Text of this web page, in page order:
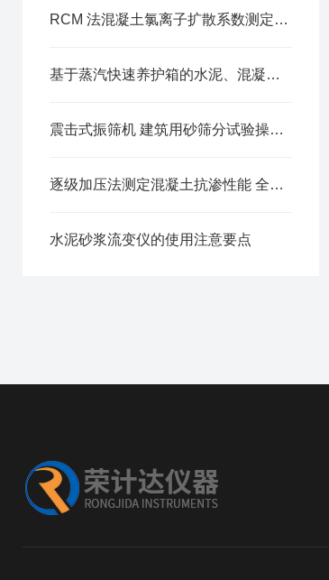
RCM 法混凝土氯离子扩散系数测定仪操作方法
基于蒸汽快速养护箱的水泥、混凝土试块加速养护试验规程
震击式振筛机 建筑用砂筛分试验操作规程
逐级加压法测定混凝土抗渗性能 全自动密封抗渗仪试验方案
水泥砂浆流变仪的使用注意要点